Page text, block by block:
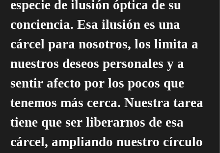
especie de ilusión óptica de su
conciencia. Esa ilusión es una
cárcel para nosotros, los limita a
nuestros deseos personales y a
sentir afecto por los pocos que
tenemos más cerca. Nuestra tarea
tiene que ser liberarnos de esa
cárcel, ampliando nuestro círculo